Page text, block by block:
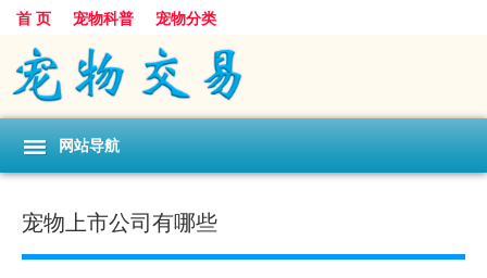
首 页 宠物科普 宠物分类
网站导航
宠物上市公司有哪些